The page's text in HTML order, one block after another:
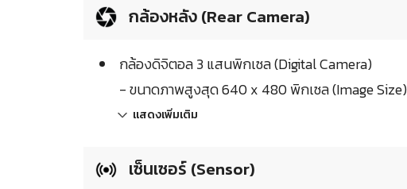
กล้องหลัง (Rear Camera)
กล้องดิจิตอล 3 แสนพิกเซล (Digital Camera)
- ขนาดภาพสูงสุด 640 x 480 พิกเซล (Image Size)
แสดงเพิ่มเติม
เซ็นเซอร์ (Sensor)